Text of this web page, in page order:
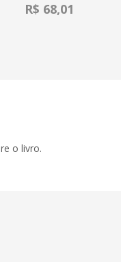
R$ 68,01
o livro.